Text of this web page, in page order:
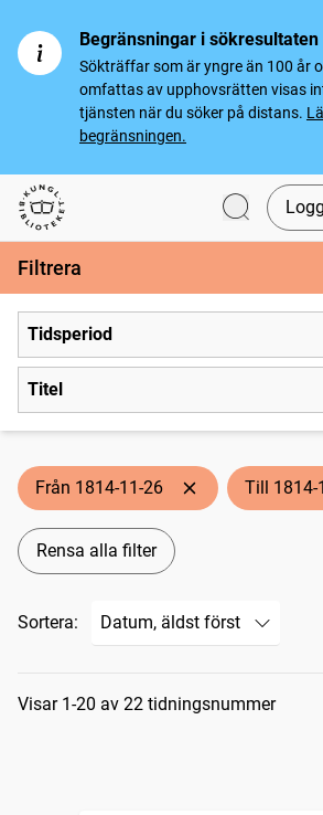
Begränsningar i sökresultaten
Sökträffar som är yngre än 100 år
omfattas av upphovsrätten visas
tjänsten när du söker på distans.
begränsningen.
Svenska tidningar
Filtrera
Tidsperiod
Titel
Från 1814-11-26 Till 1814-
Rensa alla filter
Sortera:
Sökresultat
Visar 1-20 av 22 tidningsnummer